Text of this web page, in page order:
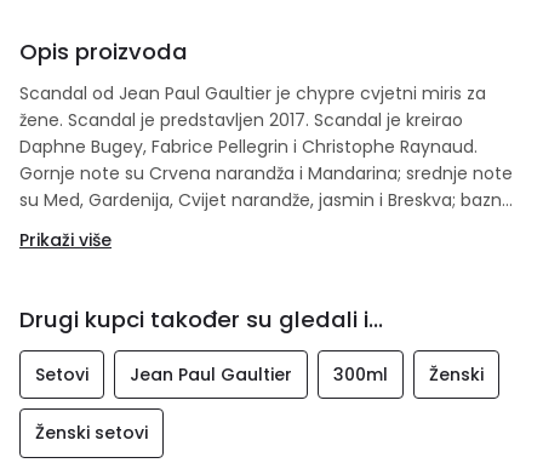
Opis proizvoda
Scandal od Jean Paul Gaultier je chypre cvjetni miris za
žene. Scandal je predstavljen 2017. Scandal je kreirao
Daphne Bugey, Fabrice Pellegrin i Christophe Raynaud.
Gornje note su Crvena narandža i Mandarina; srednje note
su Med, Gardenija, Cvijet narandže, jasmin i Breskva; bazne
Prikaži više
Drugi kupci također su gledali i...
Setovi Jean Paul Gaultier 300ml Ženski
Ženski setovi